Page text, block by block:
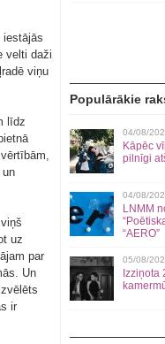
iestājās
velti daži
viņu
līdz
uz
par
Un
ir
Populārākie
04/08/
Kāpēc
pilnīgi
04/08/
LNMM
“AERO”
05/08/
Izziņota